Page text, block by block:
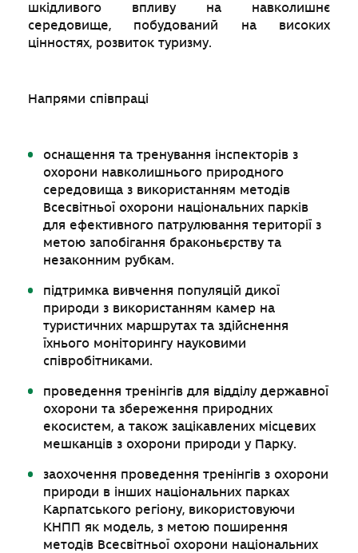
шкідливого впливу на навколишнє
середовище, побудований на високих
цінностях, розвиток туризму.
Напрями співпраці
оснащення та тренування інспекторів з
охорони навколишнього природного
середовища з використанням методів
Всесвітньої охорони національних парків
для ефективного патрулювання території з
метою запобігання браконьєрству та
незаконним рубкам.
підтримка вивчення популяцій дикої
природи з використанням камер на
туристичних маршрутах та здійснення
їхнього моніторингу науковими
співробітниками.
проведення тренінгів для відділу державної
охорони та збереження природних
екосистем, а також зацікавлених місцевих
мешканців з охорони природи у Парку.
заохочення проведення тренінгів з охорони
природи в інших національних парках
Карпатського регіону, використовуючи
КНПП як модель, з метою поширення
методів Всесвітньої охорони національних